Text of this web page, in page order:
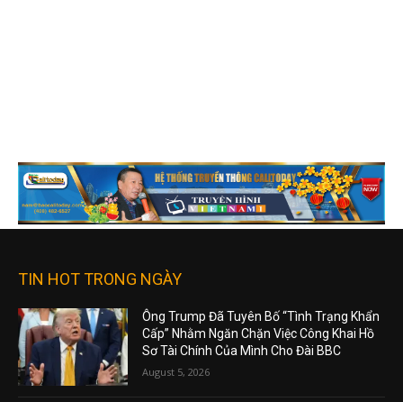
TIN HOT TRONG NGÀY
Ông Trump Đã Tuyên Bố “Tình Trạng Khẩn
Cấp” Nhằm Ngăn Chặn Việc Công Khai Hồ
Sơ Tài Chính Của Mình Cho Đài BBC
August 5, 2026